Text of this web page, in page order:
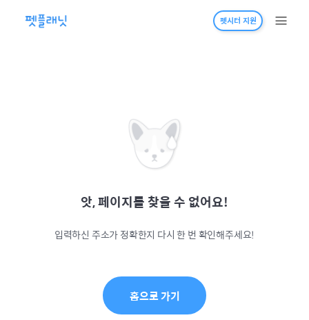
펫시터 지원
앗, 페이지를 찾을 수 없어요!
입력하신 주소가 정확한지 다시 한 번 확인해주세요!
홈으로 가기